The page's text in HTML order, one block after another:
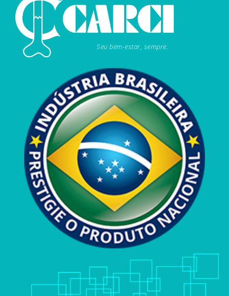
Seu bem-estar, sempre.